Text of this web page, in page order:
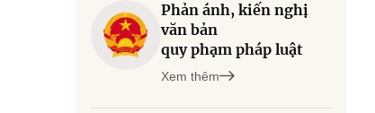
Phản ánh, kiến nghị
văn bản
quy phạm pháp luật
Xem thêm